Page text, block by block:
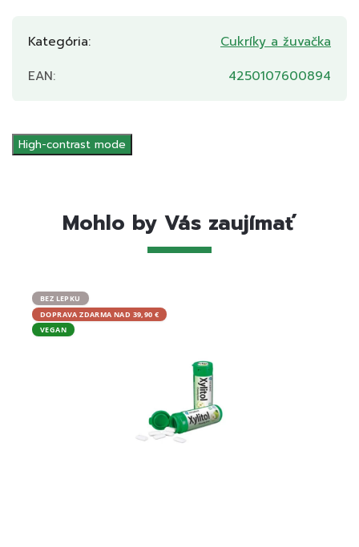
Kategória:
Cukríky a žuvačka
EAN: 4250107600894
High-contrast mode
Mohlo by Vás zaujímať
BEZ LEPKU
DOPRAVA ZDARMA NAD 39,90 €
VEGAN